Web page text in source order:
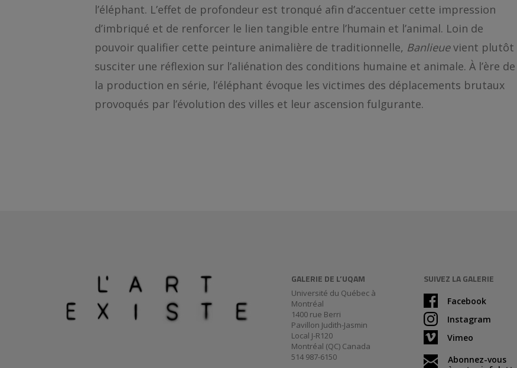
l’éléphant. L’effet de profondeur est tronqué afin d’accentuer cette impression
d’imbriqué et de renforcer le lien tangible entre l’humain et l’animal. Loin de
pouvoir qualifier cette peinture animalière de traditionnelle, Banlieuevient plutôt
susciter une réflexion sur l’aliénation des conditions humaine et animale. À l’ère de
la production en série, l’éléphant évoque les victimes des déplacements brutaux
provoqués par l’évolution des villes et leur ascension fulgurante.
GALERIE DE L’UQAM
Université du Québec à
Montréal
1400 rue Berri
Pavillon Judith-Jasmin
Local J-R120
Montréal (QC) Canada
514 987-6150
SUIVEZ LA GALERIE
Facebook
Instagram
Vimeo
Abonnez-vous